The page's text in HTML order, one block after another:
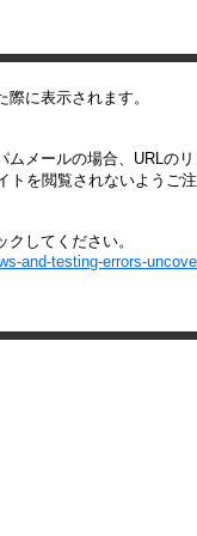
に表示されます。
ムメールの場合、URLの
トを閲覧されないようご
してください。
and-testing-errors-